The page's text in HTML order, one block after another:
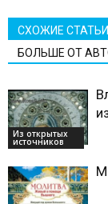
СХОЖИЕ СТАТЬИ
БОЛЬШЕ ОТ
Из открытых
источников